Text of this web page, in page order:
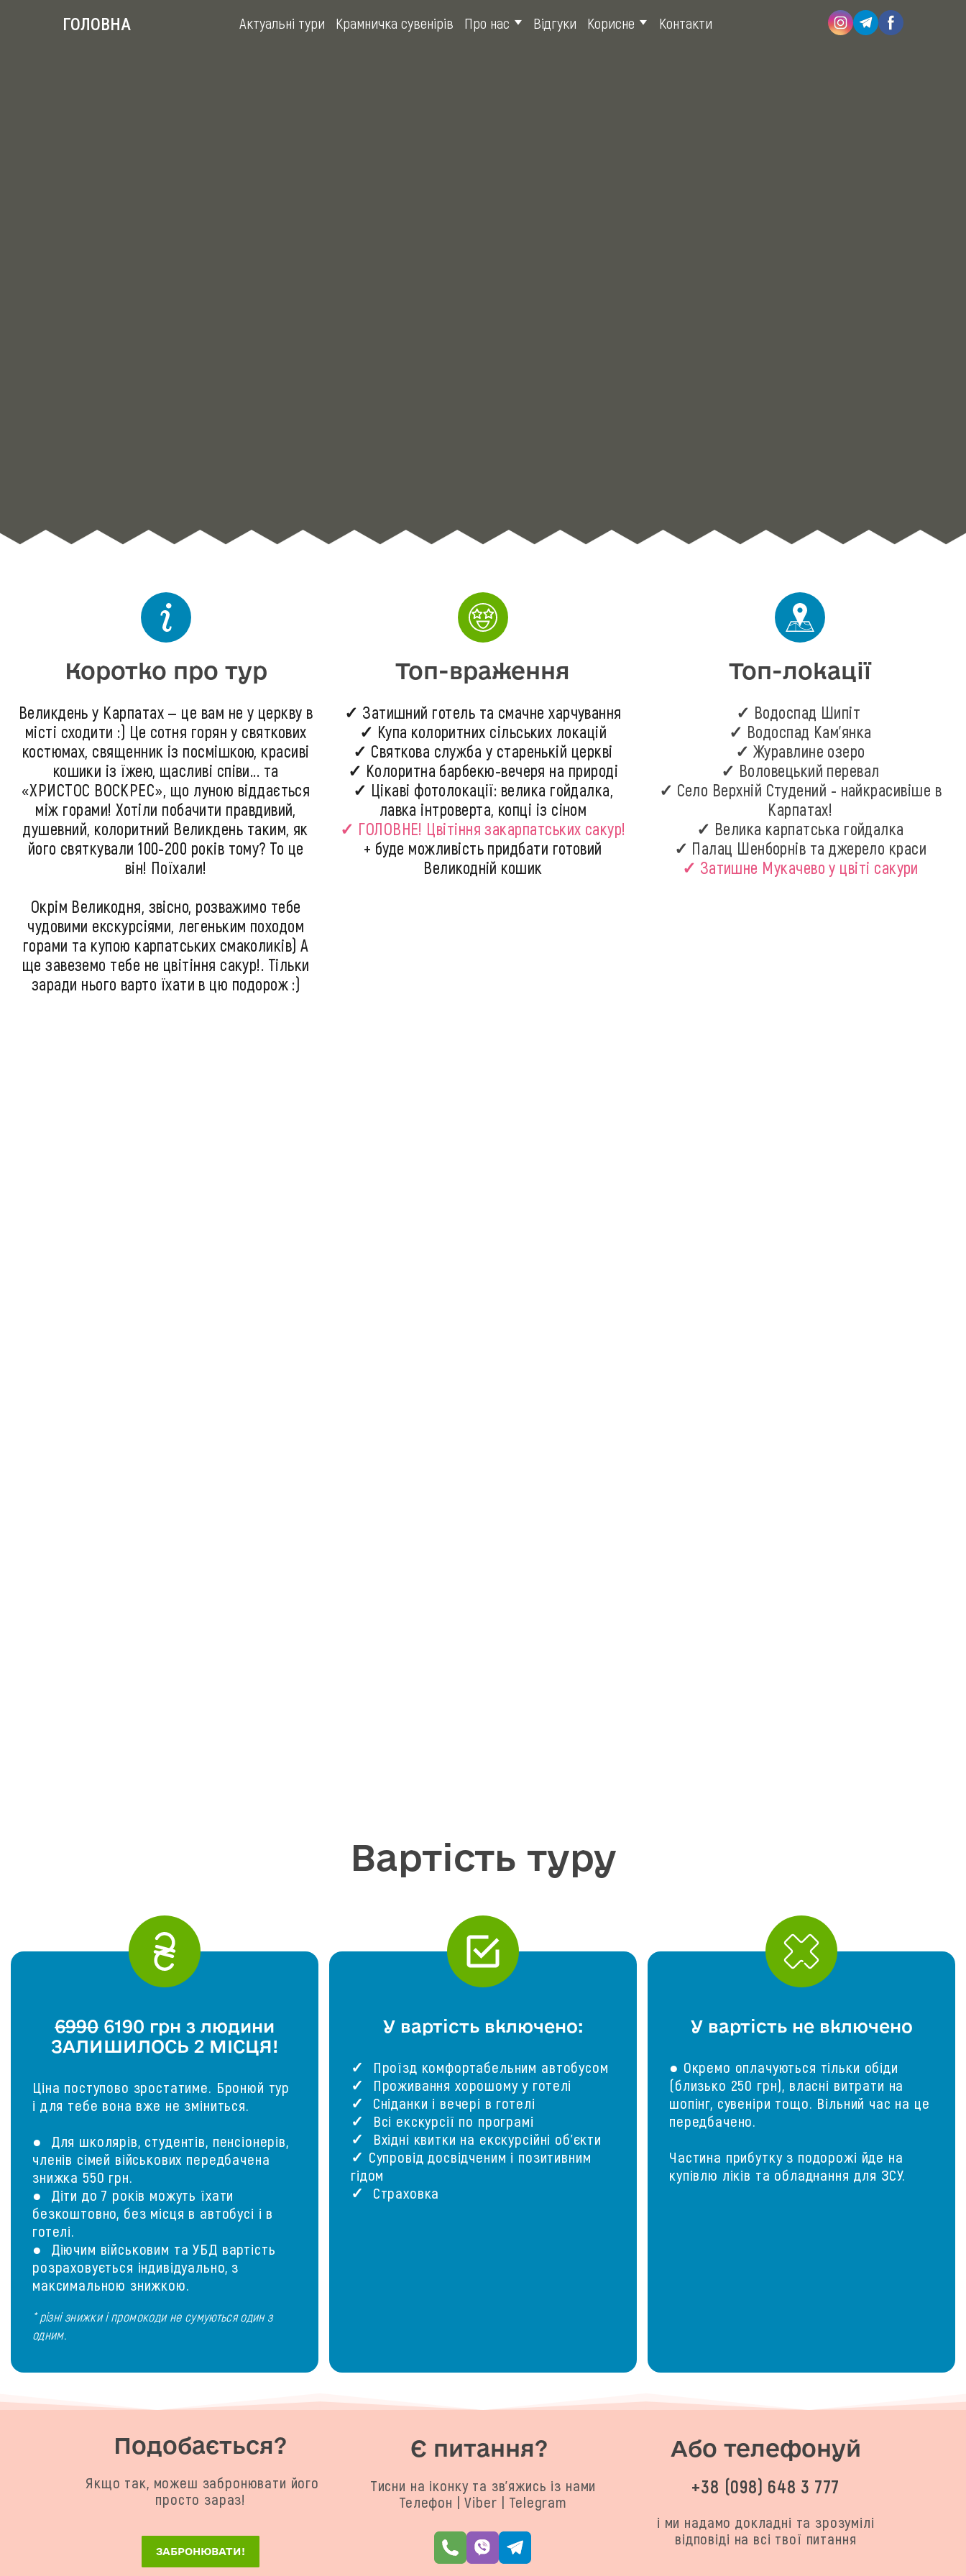
ГОЛОВНА Актуальні тури Крамничка сувенірів Про нас Відгуки Корисне Контакти
Коротко про тур
Великдень у Карпатах — це вам не у церкву в
місті сходити :) Це сотня горян у святкових
костюмах, священник із посмішкою, красиві
кошики із їжею, щасливі співи... та
«ХРИСТОС ВОСКРЕС», що луною віддається
між горами! Хотіли побачити правдивий,
душевний, колоритний Великдень таким, як
його святкували 100-200 років тому? То це
він! Поїхали!
Окрім Великодня, звісно, розважимо тебе
чудовими екскурсіями, легеньким походом
горами та купою карпатських смаколиків) А
ще завеземо тебе не цвітіння сакур!. Тільки
заради нього варто їхати в цю подорож :)
Топ-враження
✓ Затишний готель та смачне харчування
✓ Купа колоритних сільських локацій
✓ Святкова служба у старенькій церкві
✓ Колоритна барбекю-вечеря на природі
✓ Цікаві фотолокації: велика гойдалка,
лавка інтроверта, копці із сіном
✓ ГОЛОВНЕ! Цвітіння закарпатських сакур!
+ буде можливість придбати готовий
Великодній кошик
Топ-локації
✓ Водоспад Шипіт
✓ Водоспад Кам'янка
✓ Журавлине озеро
✓ Воловецький перевал
✓ Село Верхній Студений - найкрасивіше в
Карпатах!
✓ Велика карпатська гойдалка
✓ Палац Шенборнів та джерело краси
✓ Затишне Мукачево у цвіті сакури
Вартість туру
6990 6190 грн з людини
ЗАЛИШИЛОСЬ 2 МІСЦЯ!
Ціна поступово зростатиме. Бронюй тур
і для тебе вона вже не зміниться.
● Для школярів, студентів, пенсіонерів,
членів сімей військових передбачена
знижка 550 грн.
● Діти до 7 років можуть їхати
безкоштовно, без місця в автобусі і в
готелі.
● Діючим військовим та УБД вартість
розраховується індивідуально, з
максимальною знижкою.
* різні знижки і промокоди не сумуються один з
одним.
У вартість включено:
✓ Проїзд комфортабельним автобусом
✓ Проживання хорошому у готелі
✓ Сніданки і вечері в готелі
✓ Всі екскурсії по програмі
✓ Вхідні квитки на екскурсійні об'єкти
✓ Супровід досвідченим і позитивним
гідом
✓ Страховка
У вартість не включено
● Окремо оплачуються тільки обіди
(близько 250 грн), власні витрати на
шопінг, сувеніри тощо. Вільний час на це
передбачено.
Частина прибутку з подорожі йде на
купівлю ліків та обладнання для ЗСУ.
Подобається?
Якщо так, можеш забронювати його
просто зараз!
ЗАБРОНЮВАТИ!
Є питання?
Тисни на іконку та зв'яжись із нами
Телефон | Viber | Telegram
Або телефонуй
+38 (098) 648 3 777
і ми надамо докладні та зрозумілі
відповіді на всі твої питання